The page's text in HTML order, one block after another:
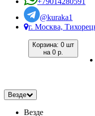
@kuraka1
г. Москва,
Корзина: 0 шт
на 0 р.
Везде
Везде